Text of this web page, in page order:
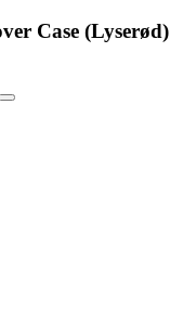
Case (Lyserød)